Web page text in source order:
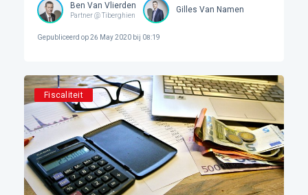
Ben Van Vlierden
Partner @ Tiberghien
Gilles Van Namen
Gepubliceerd op26 May 2020 bij 08:19
Fiscaliteit